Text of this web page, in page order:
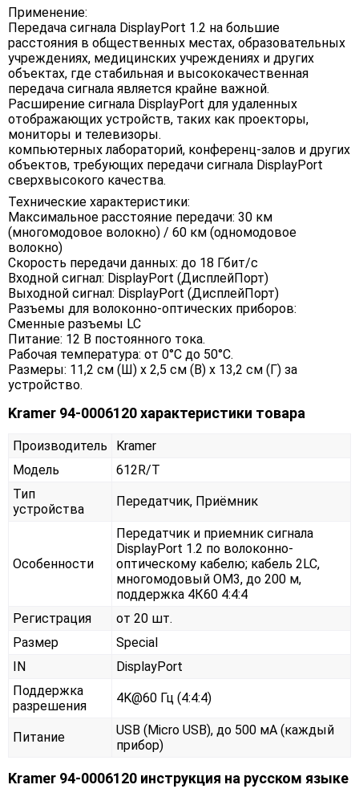
Применение:
Передача сигнала DisplayPort 1.2 на большие
расстояния в общественных местах, образовательных
учреждениях, медицинских учреждениях и других
объектах, где стабильная и высококачественная
передача сигнала является крайне важной.
Расширение сигнала DisplayPort для удаленных
отображающих устройств, таких как проекторы,
мониторы и телевизоры.
компьютерных лабораторий, конференц-залов и других
объектов, требующих передачи сигнала DisplayPort
сверхвысокого качества.
Технические характеристики:
Максимальное расстояние передачи: 30 км
(многомодовое волокно) / 60 км (одномодовое
волокно)
Скорость передачи данных: до 18 Гбит/с
Входной сигнал: DisplayPort (ДисплейПорт)
Выходной сигнал: DisplayPort (ДисплейПорт)
Разъемы для волоконно-оптических приборов:
Сменные разъемы LC
Питание: 12 В постоянного тока.
Рабочая температура: от 0°С до 50°С.
Размеры: 11,2 см (Ш) х 2,5 см (В) х 13,2 см (Г) за
устройство.
Kramer 94-0006120 характеристики товара
Производитель
Kramer
Модель
612R/T
Тип
устройства
Передатчик, Приёмник
Особенности
Передатчик и приемник сигнала
DisplayPort 1.2 по волоконно-
оптическому кабелю; кабель 2LC,
многомодовый ОМ3, до 200 м,
поддержка 4К60 4:4:4
Регистрация
от 20 шт.
Размер
Special
IN
DisplayPort
Поддержка
разрешения
4K@60 Гц (4:4:4)
Питание
USB (Micro USB), до 500 мА (каждый
прибор)
Kramer 94-0006120 инструкция на русском языке